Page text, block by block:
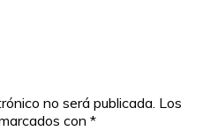
no será publicada. Los
con *